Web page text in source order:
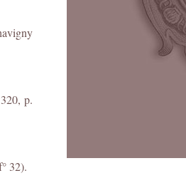
p.
32).